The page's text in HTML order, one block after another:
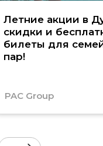
Летние акции в
скидки и
билеты для
пар!
PAC Group